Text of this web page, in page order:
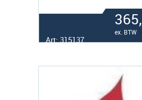
365,
ex. BTW
Art: 315137